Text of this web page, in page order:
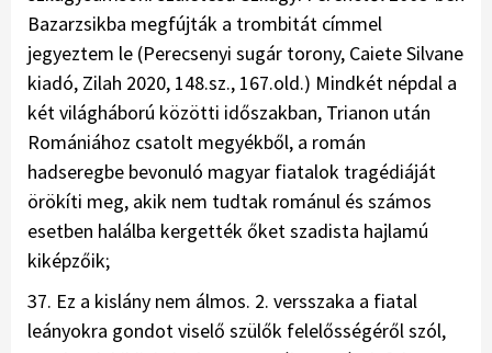
Bazarzsikba megfújták a trombitát címmel
jegyeztem le (Perecsenyi sugár torony, Caiete Silvane
kiadó, Zilah 2020, 148.sz., 167.old.) Mindkét népdal a
két világháború közötti időszakban, Trianon után
Romániához csatolt megyékből, a román
hadseregbe bevonuló magyar fiatalok tragédiáját
örökíti meg, akik nem tudtak románul és számos
esetben halálba kergették őket szadista hajlamú
kiképzőik;
37. Ez a kislány nem álmos. 2. versszaka a fiatal
leányokra gondot viselő szülők felelősségéről szól,